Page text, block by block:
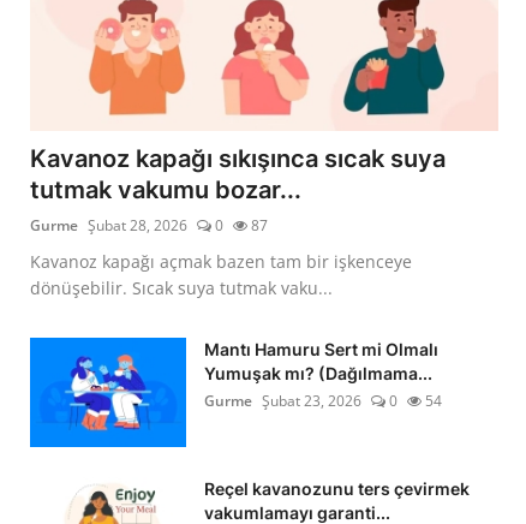
Kavanoz kapağı sıkışınca sıcak suya
tutmak vakumu bozar...
Gurme Şubat 28, 2026 0 87
Kavanoz kapağı açmak bazen tam bir işkenceye
dönüşebilir. Sıcak suya tutmak vaku...
Mantı Hamuru Sert mi Olmalı
Yumuşak mı? (Dağılmama...
Gurme Şubat 23, 2026 0 54
Reçel kavanozunu ters çevirmek
vakumlamayı garanti...